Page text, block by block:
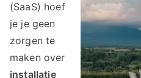
(SaaS) hoef
je je geen
zorgen te
maken over
installatie